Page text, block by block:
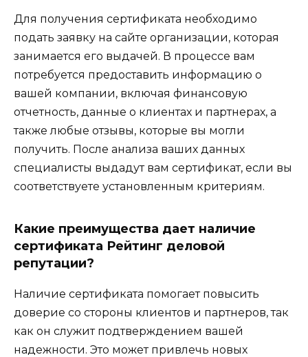
Для получения сертификата необходимо
подать заявку на сайте организации, которая
занимается его выдачей. В процессе вам
потребуется предоставить информацию о
вашей компании, включая финансовую
отчетность, данные о клиентах и партнерах, а
также любые отзывы, которые вы могли
получить. После анализа ваших данных
специалисты выдадут вам сертификат, если вы
соответствуете установленным критериям.
Какие преимущества дает наличие
сертификата Рейтинг деловой
репутации?
Наличие сертификата помогает повысить
доверие со стороны клиентов и партнеров, так
как он служит подтверждением вашей
надежности. Это может привлечь новых